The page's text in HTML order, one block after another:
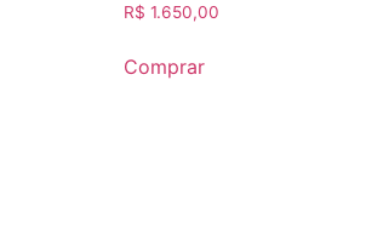
R$ 1.650,00
Comprar